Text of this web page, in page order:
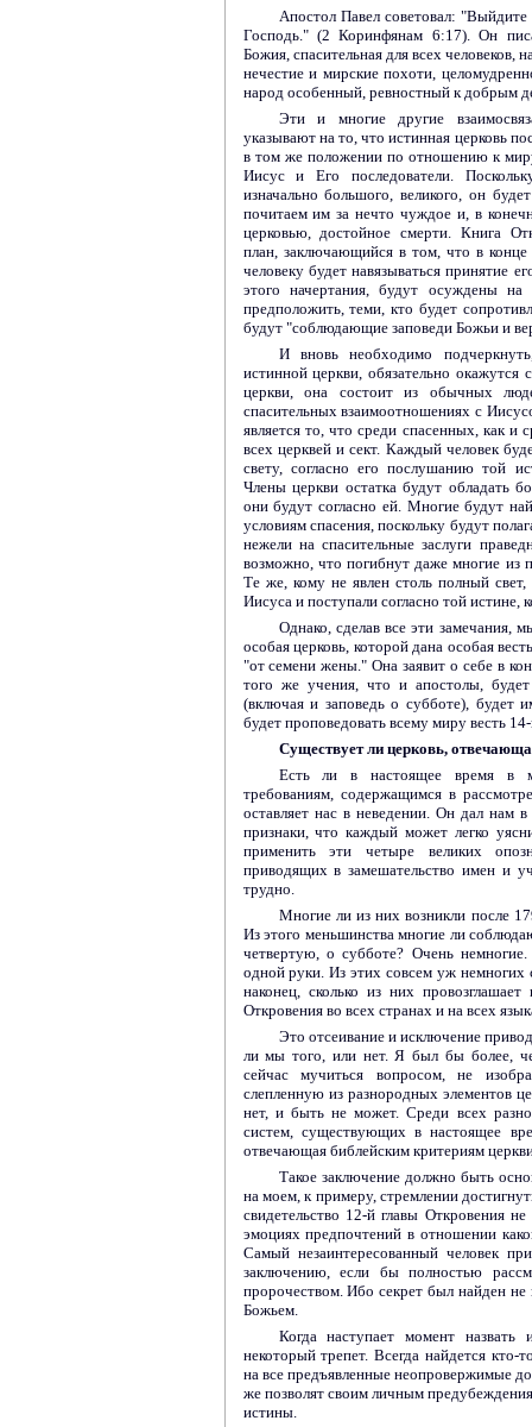
Апостол Павел советовал:
Господь." (2 Коринфянам 6:17). Он
Божия, спасительная для всех
нечестие и мирские похоти,
народ особенный, ревностный к добрым
Эти и многие другие
указывают на то, что истинная церковь
в том же положении по отношению к
Иисус и Его последователи.
изначально большого, великого, он
почитаем им за нечто чуждое и, в
церковью, достойное смерти. Книга
план, заключающийся в том, что в
человеку будет навязываться принятие
этого начертания, будут осуждены
предположить, теми, кто будет
будут "соблюдающие заповеди Божьи и
И вновь необходимо
истинной церкви, обязательно
церкви, она состоит из обычных
спасительных взаимоотношениях с
является то, что среди спасенных, как
всех церквей и сект. Каждый человек
свету, согласно его послушанию той
Члены церкви остатка будут обладать
они будут согласно ей. Многие будут
условиям спасения, поскольку будут
нежели на спасительные заслуги
возможно, что погибнут даже многие из
Те же, кому не явлен столь полный
Иисуса и поступали согласно той истине,
Однако, сделав все эти замечания,
особая церковь, которой дана особая
"от семени жены." Она заявит о себе в
того же учения, что и апостолы, будет
(включая и заповедь о субботе), будет
будет проповедовать всему миру весть
Существует ли церковь,
Есть ли в настоящее время в
требованиям, содержащимся в
оставляет нас в неведении. Он дал нам
признаки, что каждый может легко
применить эти четыре великих
приводящих в замешательство имен и
трудно.
Многие ли из них возникли после
Из этого меньшинства многие ли
четвертую, о субботе? Очень
одной руки. Из этих совсем уж немногих
наконец, сколько из них
Откровения во всех странах и на всех
Это отсеивание и исключение
ли мы того, или нет. Я был бы более,
сейчас мучиться вопросом, не
слепленную из разнородных элементов
нет, и быть не может. Среди всех
систем, существующих в настоящее
отвечающая библейским критериям
Такое заключение должно быть
на моем, к примеру, стремлении
свидетельство 12-й главы Откровения
эмоциях предпочтений в отношении
Самый незаинтересованный человек
заключению, если бы полностью
пророчеством. Ибо секрет был найден
Божьем.
Когда наступает момент
некоторый трепет. Всегда найдется кто-
на все предъявленные неопровержимые
же позволят своим личным
истины.